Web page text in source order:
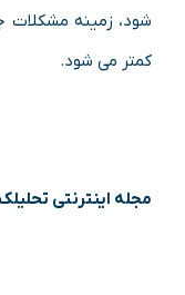
شود، زمینه‌ مشکلات
کمتر می‌ شود.
مجله اینترنتی تحلیلک